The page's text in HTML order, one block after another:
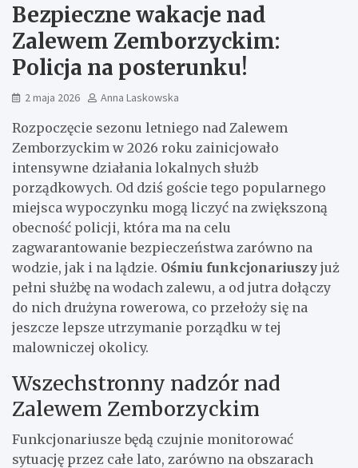
Bezpieczne wakacje nad
Zalewem Zemborzyckim:
Policja na posterunku!
2 maja 2026 Anna Laskowska
Rozpoczęcie sezonu letniego nad Zalewem
Zemborzyckim w 2026 roku zainicjowało
intensywne działania lokalnych służb
porządkowych. Od dziś goście tego popularnego
miejsca wypoczynku mogą liczyć na zwiększoną
obecność policji, która ma na celu
zagwarantowanie bezpieczeństwa zarówno na
wodzie, jak i na lądzie. Ośmiu funkcjonariuszy już
pełni służbę na wodach zalewu, a od jutra dołączy
do nich drużyna rowerowa, co przełoży się na
jeszcze lepsze utrzymanie porządku w tej
malowniczej okolicy.
Wszechstronny nadzór nad
Zalewem Zemborzyckim
Funkcjonariusze będą czujnie monitorować
sytuację przez całe lato, zarówno na obszarach